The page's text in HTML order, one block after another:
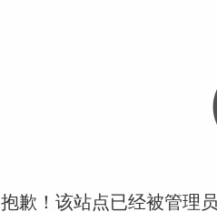
抱歉！该站点已经被管理